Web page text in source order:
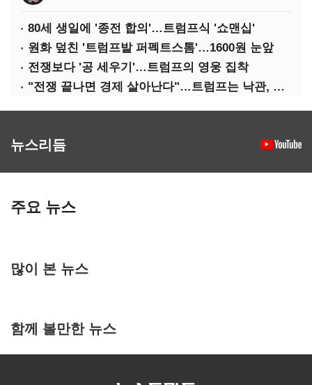
80세 생일에 '종전 합의'…트럼프식 '쇼맨십'
원화 덮친 '트럼프발 퍼펙트스톰'…1600원 눈앞
전쟁보다 '공 세우기'…트럼프의 영웅 집착
"전쟁 끝나면 경제 살아난다"…트럼프는 낙관, 미국인은 싸늘
뉴스리듬
주요 뉴스
많이 본 뉴스
함께 볼만한 뉴스